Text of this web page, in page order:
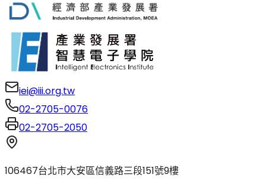
iei@iii.org.tw
02-2705-0076
02-2705-2050
106467台北市大安區信義路三段151號9樓